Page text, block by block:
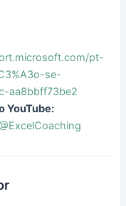
pt-
se-
aa8bbff73be2
YouTube: